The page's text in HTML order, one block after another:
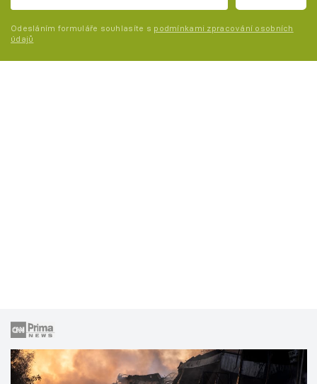
Odesláním formuláře souhlasíte s podmínkami zpracování osobních
údajů